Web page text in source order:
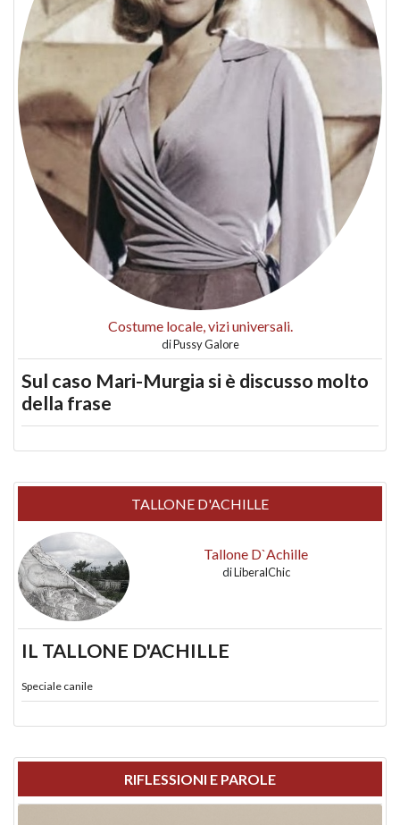
Costume locale, vizi universali.
diPussy Galore
Sul caso Mari-Murgia si è discusso molto
della frase
TALLONE D'ACHILLE
Tallone D`Achille
diLiberalChic
IL TALLONE D'ACHILLE
Speciale canile
RIFLESSIONI E PAROLE